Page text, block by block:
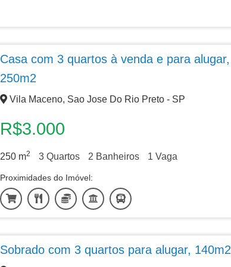
Casa com 3 quartos à venda e para alugar,
250m2
Vila Maceno, Sao Jose Do Rio Preto - SP
R$3.000
250 m2 3 Quartos 2 Banheiros 1 Vaga
Proximidades do Imóvel:
Sobrado com 3 quartos para alugar, 140m2